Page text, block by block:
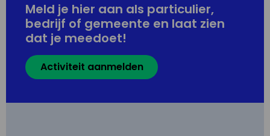
Meld je hier aan als particulier,
bedrijf of gemeente en laat zien
dat je meedoet!
Activiteit aanmelden